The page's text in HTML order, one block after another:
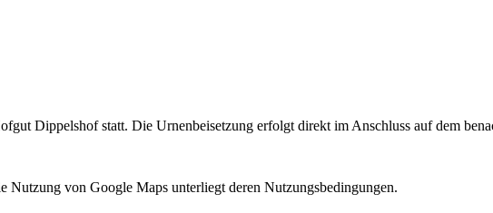
Dippelshof statt. Die Urnenbeisetzung erfolgt direkt im Anschluss auf dem
von Google Maps unterliegt deren Nutzungsbedingungen.